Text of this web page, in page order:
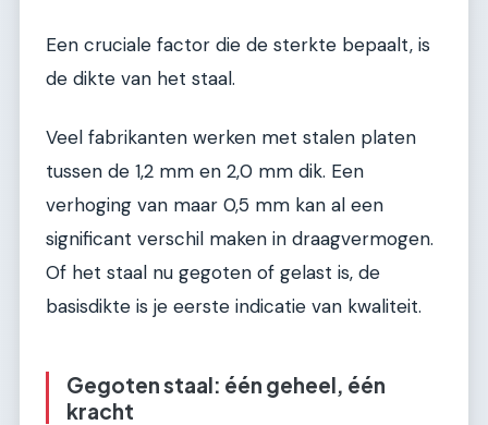
Een cruciale factor die de sterkte bepaalt, is
de dikte van het staal.
Veel fabrikanten werken met stalen platen
tussen de 1,2 mm en 2,0 mm dik. Een
verhoging van maar 0,5 mm kan al een
significant verschil maken in draagvermogen.
Of het staal nu gegoten of gelast is, de
basisdikte is je eerste indicatie van kwaliteit.
Gegoten staal: één geheel, één
kracht